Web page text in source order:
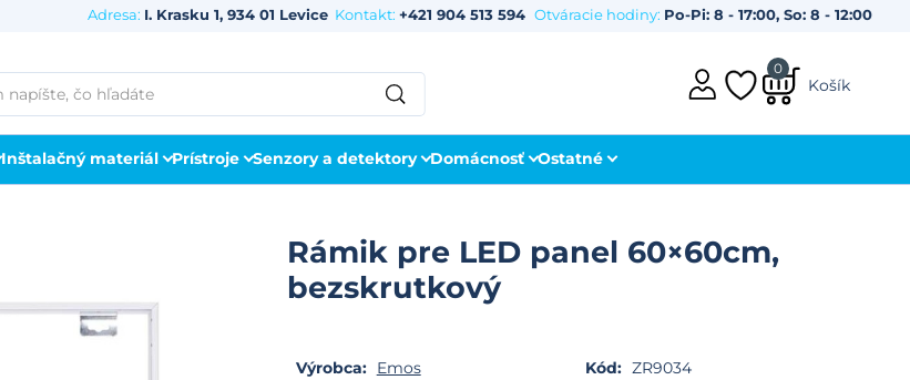
Adresa: I. Krasku 1, 934 01 Levice Kontakt:+421 904 513 594Otváracie hodiny: Po-Pi: 8 - 17:00, So: 8 - 12:00
0
Košík
Inštalačný materiál Prístroje Senzory a detektory Domácnosť Ostatné
Rámik pre LED panel 60×60cm,
bezskrutkový
Výrobca: Emos Kód: ZR9034